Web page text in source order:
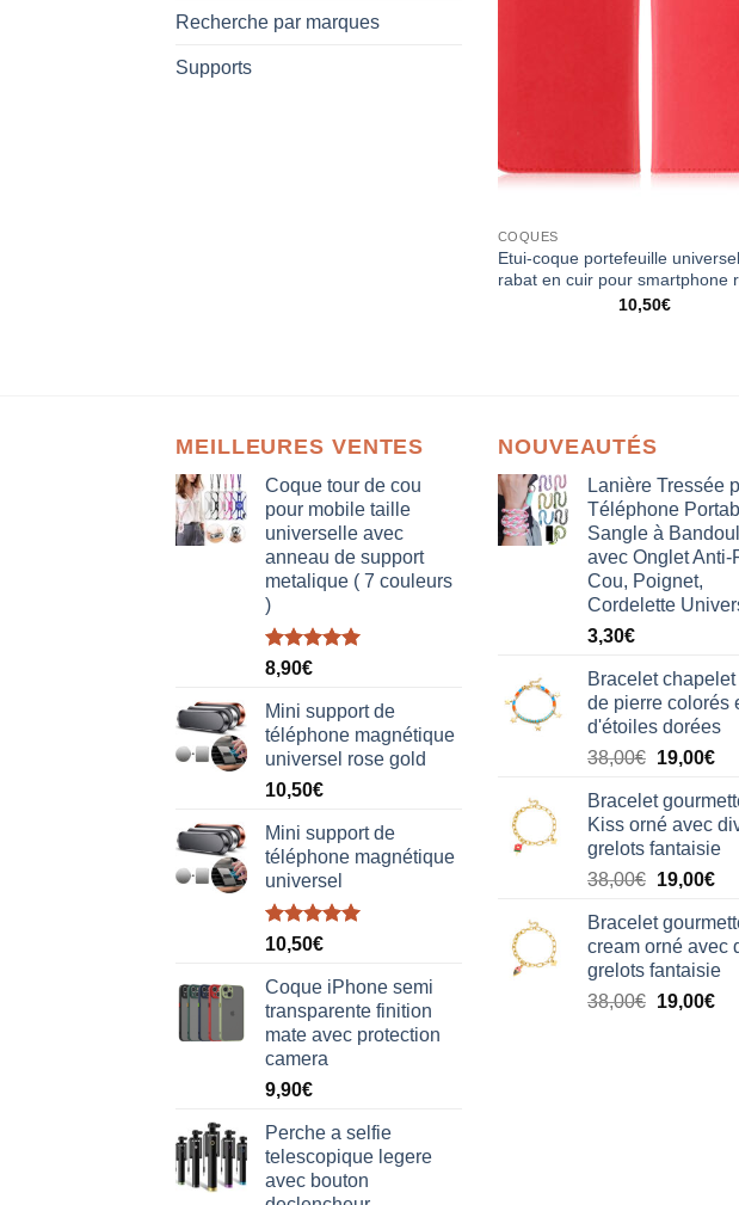
Recherche par marques
Supports
COQUES
Etui-coque portefeuille
rabat en cuir pour smartphone
10,50€
MEILLEURES VENTES
Coque tour de cou
pour mobile taille
universelle avec
anneau de support
metalique ( 7 couleurs
)
Note5.00
8,90€
Mini support de
téléphone magnétique
universel rose gold
10,50€
Mini support de
téléphone magnétique
universel
Note5.00
10,50€
Coque iPhone semi
transparente finition
mate avec protection
camera
9,90€
Perche a selfie
telescopique legere
avec bouton
NOUVEAUTÉS
Lanière Tressée
Téléphone
Sangle à
avec Onglet Anti-
Cou, Poignet,
Cordelette
3,30€
Bracelet
de pierre colorés
d'étoiles dorées
38,00€ Le
initial
était :
38,00€.
19,00€Le
Bracelet
Kiss orné avec
grelots fantaisie
38,00€ Le
initial
était :
38,00€.
19,00€Le
Bracelet
cream orné avec
grelots fantaisie
38,00€ Le
19,00€Le